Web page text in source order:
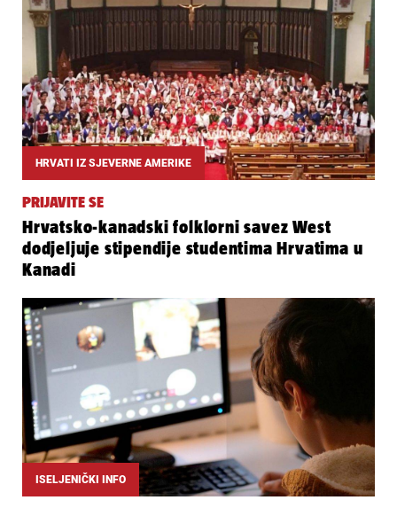
HRVATI IZ SJEVERNE AMERIKE
PRIJAVITE SE
Hrvatsko-kanadski folklorni savez West
dodjeljuje stipendije studentima Hrvatima u
Kanadi
ISELJENIČKI INFO